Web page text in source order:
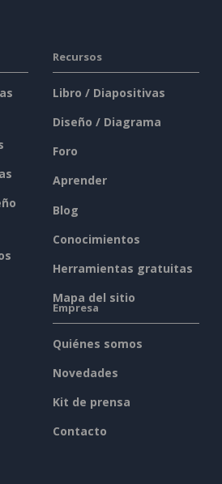
Recursos
Libro / Diapositivas
Diseño / Diagrama
Foro
Aprender
Blog
Conocimientos
Herramientas gratuitas
Mapa del sitio
Empresa
Quiénes somos
Novedades
Kit de prensa
Contacto